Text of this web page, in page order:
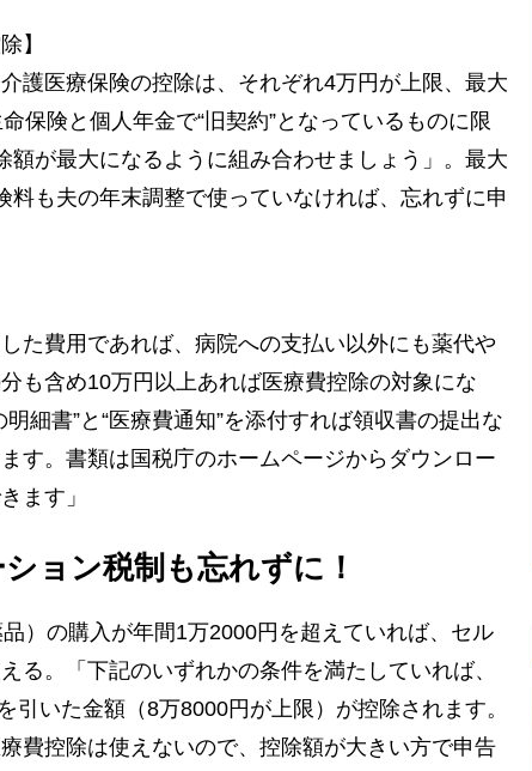
】
護医療保険の控除は、それぞれ4万円が上限、最大
保険と個人年金で“旧契約”となっているものに限
額が最大になるように組み合わせましょう」。最大
料も夫の年末調整で使っていなければ、忘れずに申
た費用であれば、病院への支払い以外にも薬代や
も含め10万円以上あれば医療費控除の対象にな
細書”と“医療費通知”を添付すれば領収書の提出な
す。書類は国税庁のホームページからダウンロー
ます」
ョン税制も忘れずに！
）の購入が年間1万2000円を超えていれば、セル
る。「下記のいずれかの条件を満たしていれば、
引いた金額（8万8000円が上限）が控除されます。
費控除は使えないので、控除額が大きい方で申告